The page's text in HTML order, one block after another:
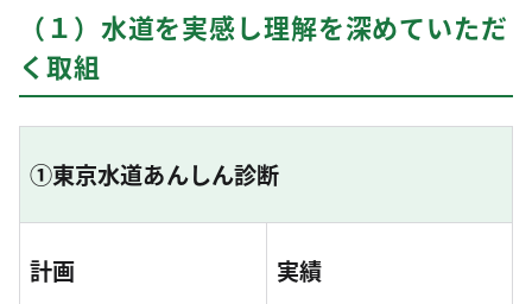
（１）水道を実感し理解を深めていただ
く取組
①東京水道あんしん診断
計画 実績